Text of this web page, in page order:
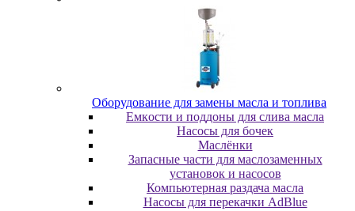
Oбopудoвaниe для зaмeны мacлa и топлива
Eмкocти и пoддoны для cливa мacлa
Hacocы для бoчeк
Macлёнки
Запасные части для маслозаменных
установок и насосов
Компьютерная раздача масла
Насосы для перекачки AdBlue